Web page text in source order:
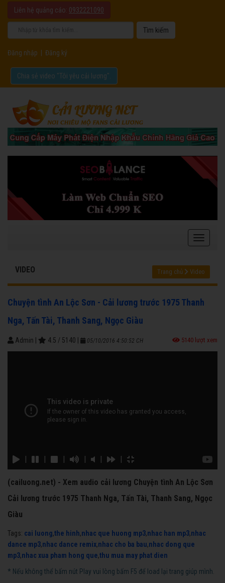
Liên hệ quảng cáo: 0932221090
Đăng nhập Đăng ký
Chia sẻ video "Tôi yêu cải lương".
VIDEO Trang chủ Video
Chuyện tình An Lộc Sơn - Cải lương trước 1975 Thanh
Nga, Tấn Tài, Thanh Sang, Ngọc Giàu
Admin 4.5 / 5140 05/10/2016 4:50:52 CH 5140 lượt xem
(cailuong.net) - Xem audio cải lương Chuyện tình An Lộc Sơn
Cải lương trước 1975 Thanh Nga, Tấn Tài, Thanh Sang, Ngọc
Giàu
Tags: cai luong,the hinh,nhac que huong mp3,nhac han mp3,nhac
dance mp3,nhac dance remix,nhac cho ba bau,nhac dong que
mp3,nhac xua pham hong que,thu mua may phat dien
* Nếu không thể bấm nút Play vui lòng bấm F5 để load lại trang giúp mình.